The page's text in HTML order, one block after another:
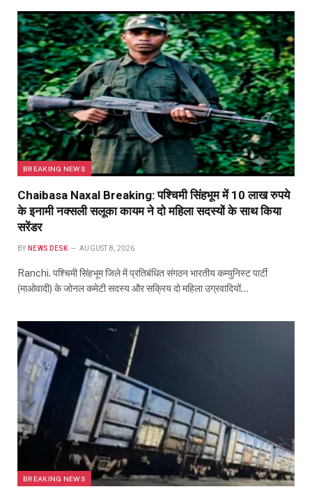
BREAKING NEWS
Chaibasa Naxal Breaking: पश्चिमी सिंहभूम में 10 लाख रुपये
के इनामी नक्सली सलूका कायम ने दो महिला सदस्यों के साथ किया
सरेंडर
BY NEWS DESK AUGUST 8, 2026
Ranchi. पश्चिमी सिंहभूम जिले में प्रतिबंधित संगठन भारतीय कम्युनिस्ट पार्टी
(माओवादी) के जोनल कमेटी सदस्य और सक्रिय दो महिला उग्रवादियों…
BREAKING NEWS